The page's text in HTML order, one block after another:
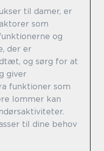
til damer, er
som
og
der er
og sørg for at
giver
funktioner som
lommer kan
til dine behov